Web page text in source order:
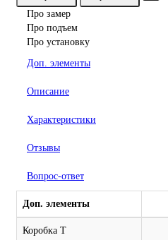
Про замер
Про подъем
Про установку
Доп. элементы
Описание
Характеристики
Отзывы
Вопрос-ответ
Доп. элементы
Коробка Т